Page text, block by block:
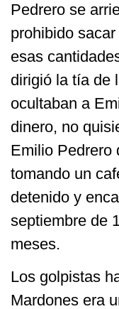
Pedrero se
prohibido
esas
dirigió la tía de
ocultaban a
dinero, no
Emilio Pedrero
tomando un
detenido y
septiembre de
meses.
Los golpistas
Mardones era